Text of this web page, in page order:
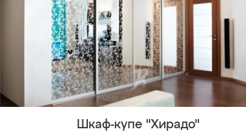
Шкаф-купе "Хирадо"